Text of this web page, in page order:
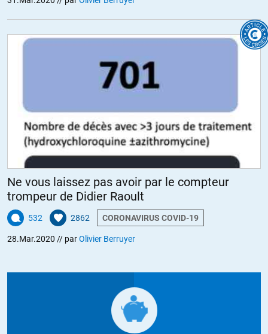
Ne vous laissez pas avoir par le compteur
trompeur de Didier Raoult
532 2862 CORONAVIRUS COVID-19
28.Mar.2020 // parOlivier Berruyer